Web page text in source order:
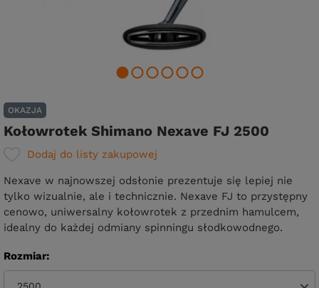
OKAZJA
Kołowrotek Shimano Nexave FJ 2500
Dodaj do listy zakupowej
Nexave w najnowszej odsłonie prezentuje się lepiej nie
tylko wizualnie, ale i technicznie. Nexave FJ to przystępny
cenowo, uniwersalny kołowrotek z przednim hamulcem,
idealny do każdej odmiany spinningu słodkowodnego.
Rozmiar